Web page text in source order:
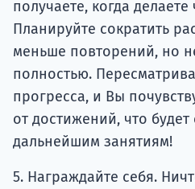
получаете, когда
Планируйте сократить
меньше повторений, но
полностью.
прогресса, и Вы
от достижений, что будет
дальнейшим занятиям!
5. Награждайте себя.